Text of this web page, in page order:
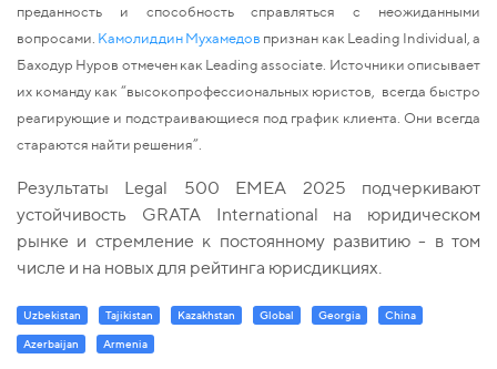
преданность и способность справляться с неожиданными
вопросами. Камолиддин Мухамедов признан как Leading Individual, а
Баходур Нуров отмечен как Leading associate. Источники описывает
их команду как “высокопрофессиональных юристов,  всегда быстро
реагирующие и подстраивающиеся под график клиента. Они всегда
стараются найти решения”.
Результаты Legal 500 EMEA 2025 подчеркивают
устойчивость GRATA International на юридическом
рынке и стремление к постоянному развитию - в том
числе и на новых для рейтинга юрисдикциях.
Uzbekistan Tajikistan Kazakhstan Global Georgia
China
Azerbaijan
Armenia